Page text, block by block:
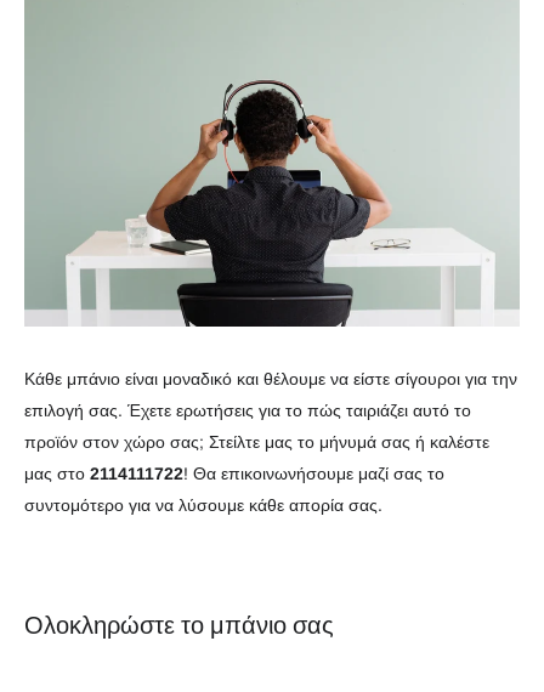
Κάθε μπάνιο είναι μοναδικό και θέλουμε να είστε σίγουροι για την
επιλογή σας. Έχετε ερωτήσεις για το πώς ταιριάζει αυτό το
προϊόν στον χώρο σας; Στείλτε μας το μήνυμά σας ή καλέστε
μας στο 2114111722! Θα επικοινωνήσουμε μαζί σας το
συντομότερο για να λύσουμε κάθε απορία σας.
Ολοκληρώστε το μπάνιο σας